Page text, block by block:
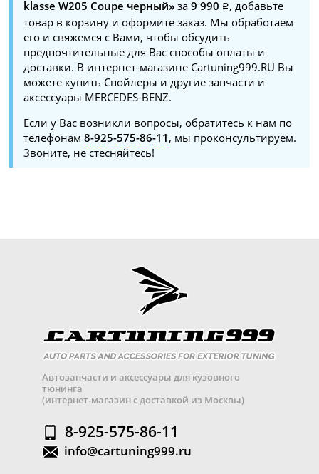
klasse W205 Coupe черный» за9 990
, добавьте
товар в корзину и оформите заказ. Мы обработаем
его и свяжемся с Вами, чтобы обсудить
предпочтительные для Вас способы оплаты и
доставки. В интернет-магазине Cartuning999.RU Вы
можете купить Спойлеры и другие запчасти и
аксессуары MERCEDES-BENZ.
Если у Вас возникли вопросы, обратитесь к нам по
телефонам8-925-575-86-11 , мы проконсультируем.
Звоните, не стесняйтесь!
Автозапчасти и аксессуары для кузовного
тюнинга
(интернет-магазин с доставкой из Москвы)
8-925-575-86-11
info@cartuning999.ru